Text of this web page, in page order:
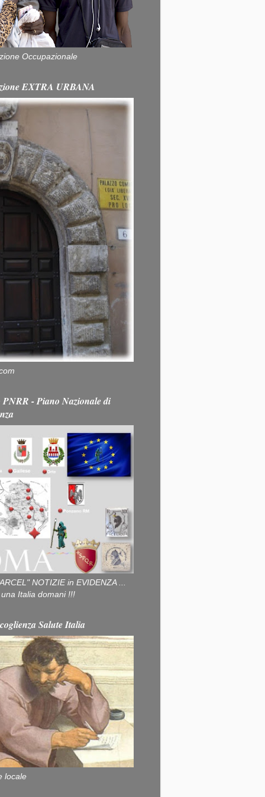
Occupazionale
EXTRA URBANA
- Piano Nazionale di
NOTIZIE in EVIDENZA ...
Italia domani !!!
Salute Italia
locale